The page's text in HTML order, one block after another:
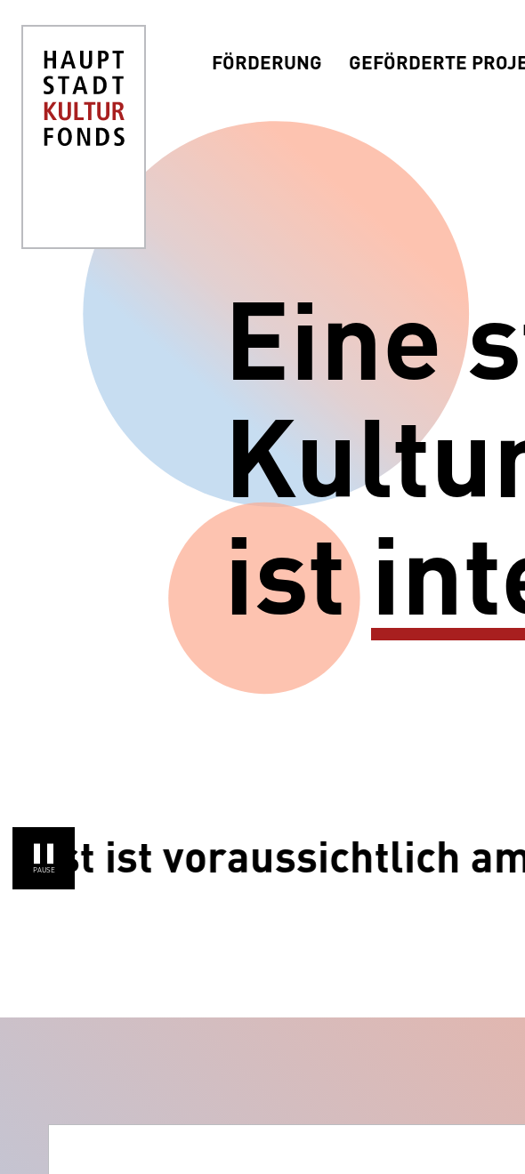
FÖRDERUNG GEFÖRDERTE
Eine
ist
PAUSE
voraussichtlich am